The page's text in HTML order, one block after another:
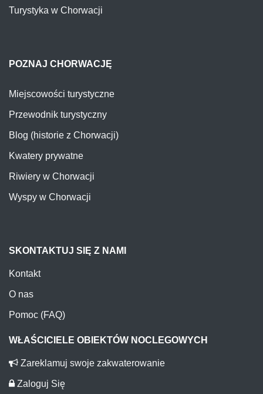
Turystyka w Chorwacji
POZNAJ CHORWACJĘ
Miejscowości turystyczne
Przewodnik turystyczny
Blog (historie z Chorwacji)
Kwatery prywatne
Riwiery w Chorwacji
Wyspy w Chorwacji
SKONTAKTUJ SIĘ Z NAMI
Kontakt
O nas
Pomoc (FAQ)
WŁAŚCICIELE OBIEKTÓW NOCLEGOWYCH
Zareklamuj swoje zakwaterowanie
Zaloguj Się